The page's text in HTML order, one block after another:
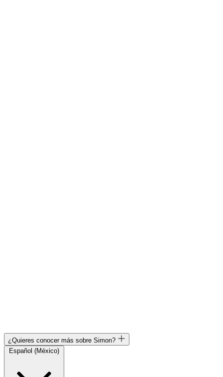
¿Quieres conocer más sobre Simon?